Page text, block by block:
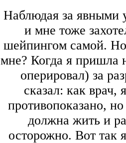
Наблюдая за явными
и мне тоже
шейпингом самой.
мне? Когда я пришла
оперировал) за
сказал: как врач,
противопоказано,
должна жить и
осторожно. Вот так